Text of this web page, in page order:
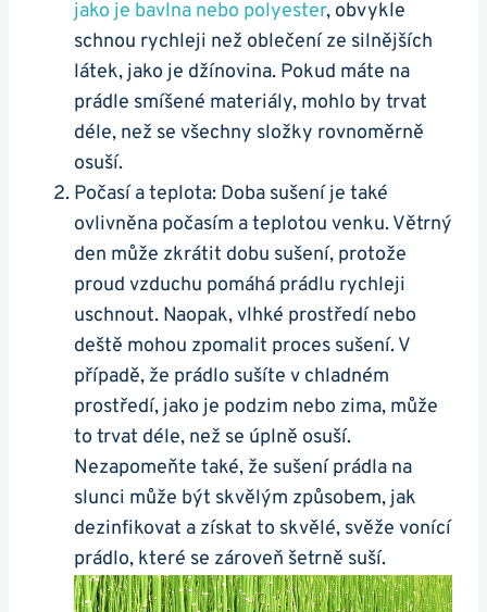
jako je bavlna nebo polyester, obvykle
schnou rychleji než oblečení ze silnějších
látek, jako ‍je džínovina. Pokud máte⁣ na
prádle smíšené‌ materiály, mohlo by trvat
déle, než se všechny složky rovnoměrně
osuší.
Počasí a teplota: Doba sušení je také
ovlivněna počasím ‍a teplotou venku. Větrný
den může zkrátit ‍dobu sušení, protože
proud vzduchu pomáhá prádlu ‍rychleji
uschnout. Naopak, vlhké prostředí nebo‌
deště mohou⁢ zpomalit proces sušení. V
případě, že prádlo sušíte ⁤v chladném
prostředí, jako je podzim nebo zima, může
to trvat ‍déle, než se úplně osuší.
Nezapomeňte také, že sušení prádla na
slunci může být skvělým způsobem, jak
dezinfikovat a získat to skvělé, svěže vonící
prádlo, které ⁣se zároveň šetrně suší.